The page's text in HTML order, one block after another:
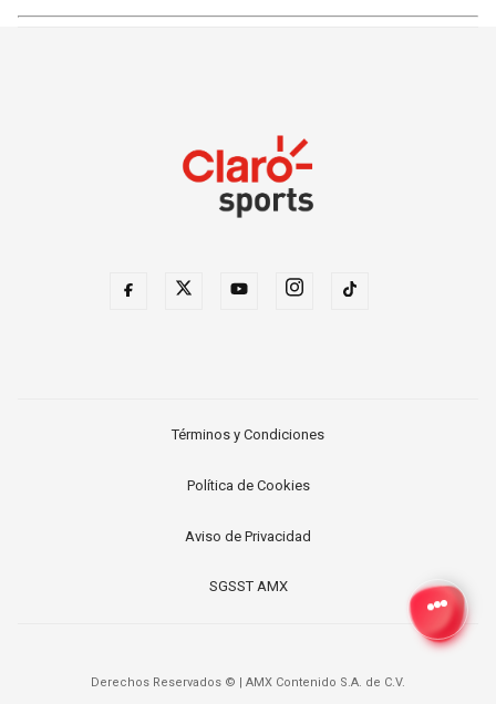
Términos y Condiciones
Política de Cookies
Aviso de Privacidad
SGSST AMX
Derechos Reservados © | AMX Contenido S.A. de C.V.